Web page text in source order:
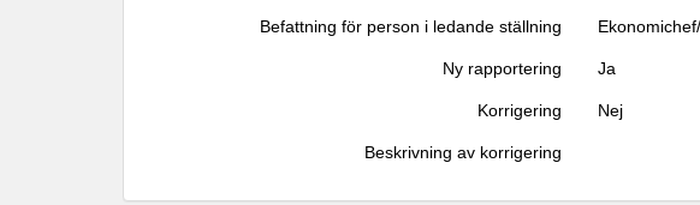
Befattning för person i ledande ställning
Ny rapportering Ja
Korrigering Nej
Beskrivning av korrigering